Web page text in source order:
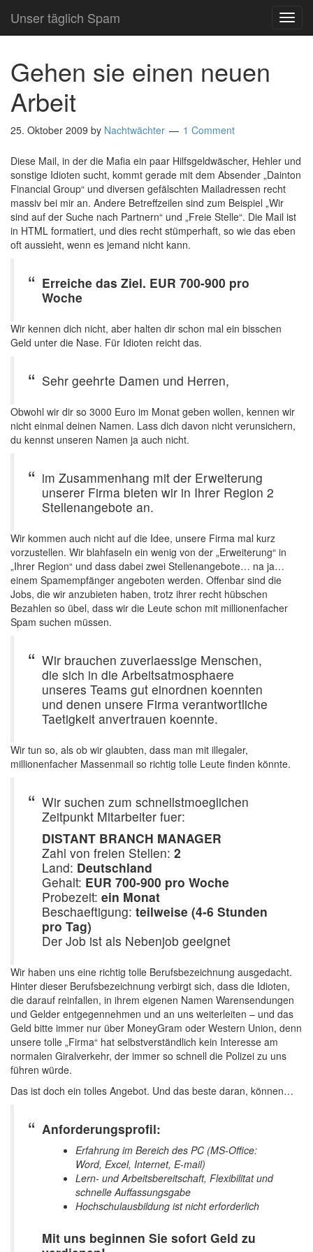
Unser täglich Spam
Gehen sie einen neuen
Arbeit
25. Oktober 2009 by Nachtwächter 1 Comment
Diese Mail, in der die Mafia ein paar Hilfsgeldwäscher, Hehler und
sonstige Idioten sucht, kommt gerade mit dem Absender „Dainton
Financial Group“ und diversen gefälschten Mailadressen recht
massiv bei mir an. Andere Betreffzeilen sind zum Beispiel „Wir
sind auf der Suche nach Partnern“ und „Freie Stelle“. Die Mail ist
in HTML formatiert, und dies recht stümperhaft, so wie das eben
oft aussieht, wenn es jemand nicht kann.
Erreiche das Ziel. EUR 700-900 pro
Woche
Wir kennen dich nicht, aber halten dir schon mal ein bisschen
Geld unter die Nase. Für Idioten reicht das.
Sehr geehrte Damen und Herren,
Obwohl wir dir so 3000 Euro im Monat geben wollen, kennen wir
nicht einmal deinen Namen. Lass dich davon nicht verunsichern,
du kennst unseren Namen ja auch nicht.
im Zusammenhang mit der Erweiterung
unserer Firma bieten wir in Ihrer Region 2
Stellenangebote an.
Wir kommen auch nicht auf die Idee, unsere Firma mal kurz
vorzustellen. Wir blahfaseln ein wenig von der „Erweiterung“ in
„Ihrer Region“ und dass dabei zwei Stellenangebote… na ja…
einem Spamempfänger angeboten werden. Offenbar sind die
Jobs, die wir anzubieten haben, trotz ihrer recht hübschen
Bezahlen so übel, dass wir die Leute schon mit millionenfacher
Spam suchen müssen.
Wir brauchen zuverlaessige Menschen,
die sich in die Arbeitsatmosphaere
unseres Teams gut einordnen koennten
und denen unsere Firma verantwortliche
Taetigkeit anvertrauen koennte.
Wir tun so, als ob wir glaubten, dass man mit illegaler,
millionenfacher Massenmail so richtig tolle Leute finden könnte.
Wir suchen zum schnellstmoeglichen
Zeitpunkt Mitarbeiter fuer:
DISTANT BRANCH MANAGER
Zahl von freien Stellen: 2
Land: Deutschland
Gehalt: EUR 700-900 pro Woche
Probezeit: ein Monat
Beschaeftigung: teilweise (4-6 Stunden
pro Tag)
Der Job ist als Nebenjob geeignet
Wir haben uns eine richtig tolle Berufsbezeichnung ausgedacht.
Hinter dieser Berufsbezeichnung verbirgt sich, dass die Idioten,
die darauf reinfallen, in ihrem eigenen Namen Warensendungen
und Gelder entgegennehmen und an uns weiterleiten – und das
Geld bitte immer nur über MoneyGram oder Western Union, denn
unsere tolle „Firma“ hat selbstverständlich kein Interesse am
normalen Giralverkehr, der immer so schnell die Polizei zu uns
führen würde.
Das ist doch ein tolles Angebot. Und das beste daran, können…
Anforderungsprofil:
Erfahrung im Bereich des PC (MS-Office:
Word, Excel, Internet, E-mail)
Lern- und Arbeitsbereitschaft, Flexibilitat und
schnelle Auffassungsgabe
Hochschulausbildung ist nicht erforderlich
Mit uns beginnen Sie sofort Geld zu